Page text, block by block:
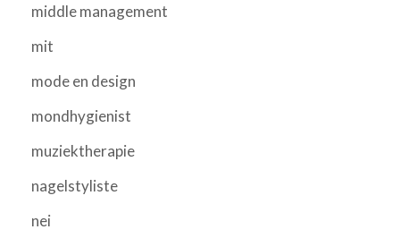
middle management
mit
mode en design
mondhygienist
muziektherapie
nagelstyliste
nei